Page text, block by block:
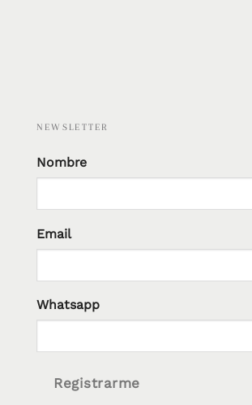
NEWSLETTER
Nombre
Email
Whatsapp
Registrarme